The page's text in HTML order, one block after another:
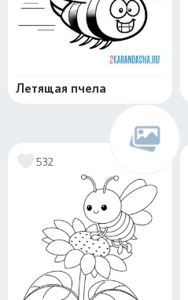
Летящая пчела
532